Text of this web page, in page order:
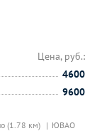
(1.78 км) ЮВАО
Цена, руб.:
4600
9600